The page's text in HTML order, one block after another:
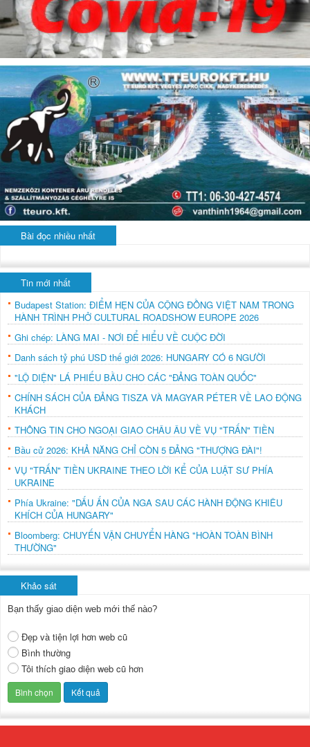
Bài đọc nhiều nhất
Tin mới nhất
Budapest Station: ĐIỂM HẸN CỦA CỘNG ĐỒNG VIỆT NAM TRONG
HÀNH TRÌNH PHỞ CULTURAL ROADSHOW EUROPE 2026
Ghi chép: LÀNG MAI - NƠI ĐỂ HIỂU VỀ CUỘC ĐỜI
Danh sách tỷ phú USD thế giới 2026: HUNGARY CÓ 6 NGƯỜI
"LỘ DIỆN" LÁ PHIẾU BẦU CHO CÁC "ĐẢNG TOÀN QUỐC"
CHÍNH SÁCH CỦA ĐẢNG TISZA VÀ MAGYAR PÉTER VỀ LAO ĐỘNG
KHÁCH
THÔNG TIN CHO NGOẠI GIAO CHÂU ÂU VỀ VỤ "TRẤN" TIỀN
Bầu cử 2026: KHẢ NĂNG CHỈ CÒN 5 ĐẢNG "THƯỢNG ĐÀI"!
VỤ "TRẤN" TIỀN UKRAINE THEO LỜI KỂ CỦA LUẬT SƯ PHÍA
UKRAINE
Phía Ukraine: "DẤU ẤN CỦA NGA SAU CÁC HÀNH ĐỘNG KHIÊU
KHÍCH CỦA HUNGARY"
Bloomberg: CHUYẾN VẬN CHUYỂN HÀNG "HOÀN TOÀN BÌNH
THƯỜNG"
Khảo sát
Bạn thấy giao diện web mới thế nào?
Đẹp và tiện lợi hơn web cũ
Bình thường
Tôi thích giao diện web cũ hơn